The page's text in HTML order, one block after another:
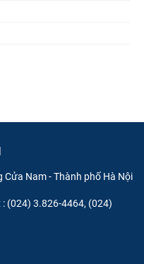
Cửa Nam - Thành phố Hà Nội
(024) 3.826-4464, (024)